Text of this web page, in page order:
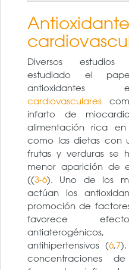
Diversos estudios
estudiado el
cardiovasculares
infarto de
alimentación rica en
como las dietas con
frutas y verduras se
menor aparición de
((3-6). Uno de los
actúan los
promoción de
favorece
antihipertensivos (6,7).
concentraciones